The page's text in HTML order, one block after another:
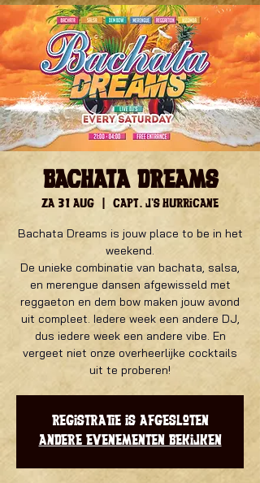
Bachata Dreams
za 31 aug Capt. J's Hurricane
Bachata Dreams is jouw place to be in het
weekend.
De unieke combinatie van bachata, salsa,
en merengue dansen afgewisseld met
reggaeton en dem bow maken jouw avond
uit compleet. Iedere week een andere DJ,
dus iedere week een andere vibe. En
vergeet niet onze overheerlijke cocktails
uit te proberen!
Registratie is afgesloten
Andere evenementen bekijken